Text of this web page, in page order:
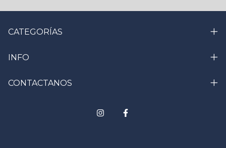
CATEGORÍAS
INFO
CONTACTANOS